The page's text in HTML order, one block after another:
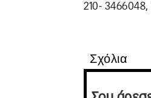
210-
Σχόλια